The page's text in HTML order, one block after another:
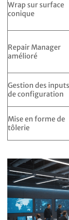
Wrap sur surface
conique
Repair Manager
amélioré
Gestion des inputs
de configuration
Mise en forme de
tôlerie